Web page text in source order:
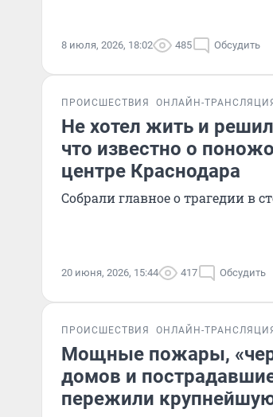
8 июля, 2026, 18:02 485 Обсудить
ПРОИСШЕСТВИЯ ОНЛАЙН-
Не хотел жить и
что известно о
центре Краснодара
Собрали главное о трагедии в
20 июня, 2026, 15:44 417 Обсудить
ПРОИСШЕСТВИЯ ОНЛАЙН-
Мощные пожары,
домов и
пережили